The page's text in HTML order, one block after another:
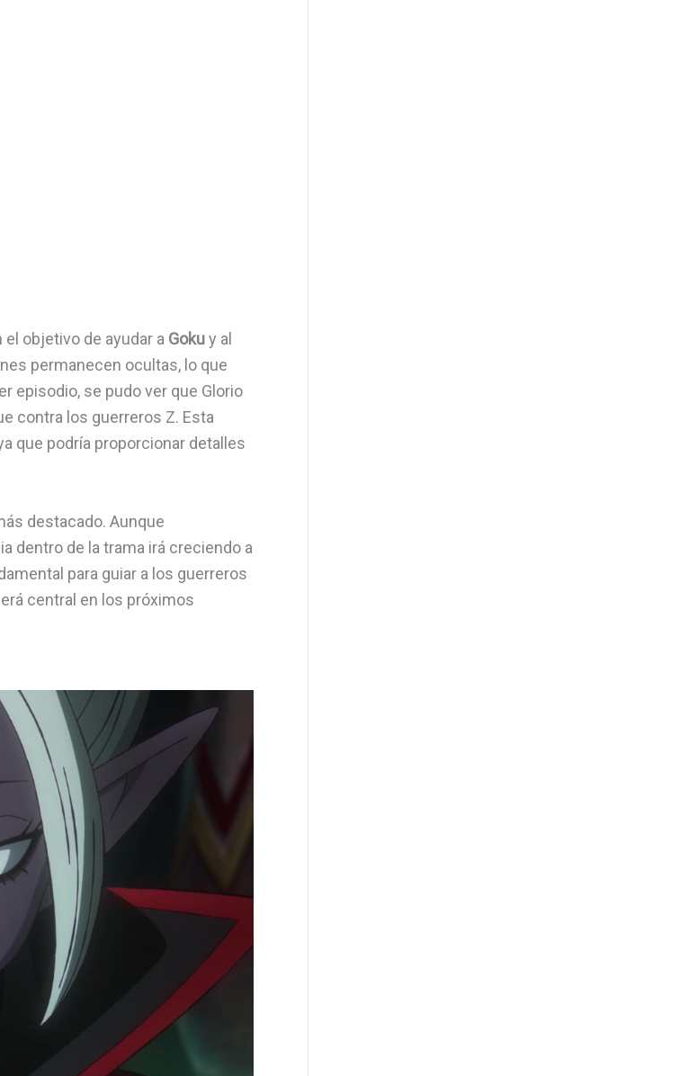
objetivo de ayudar a Gokuy al
permanecen ocultas, lo que
episodio, se pudo ver que Glorio
contra los guerreros Z. Esta
que podría proporcionar detalles
destacado. Aunque
dentro de la trama irá creciendo a
para guiar a los guerreros
central en los próximos